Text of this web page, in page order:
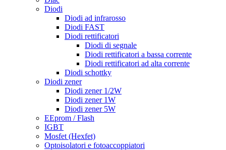
Diodi
Diodi ad infrarosso
Diodi FAST
Diodi rettificatori
Diodi di segnale
Diodi rettificatori a bassa corrente
Diodi rettificatori ad alta corrente
Diodi schottky
Diodi zener
Diodi zener 1/2W
Diodi zener 1W
Diodi zener 5W
EEprom / Flash
IGBT
Mosfet (Hexfet)
Optoisolatori e fotoaccoppiatori